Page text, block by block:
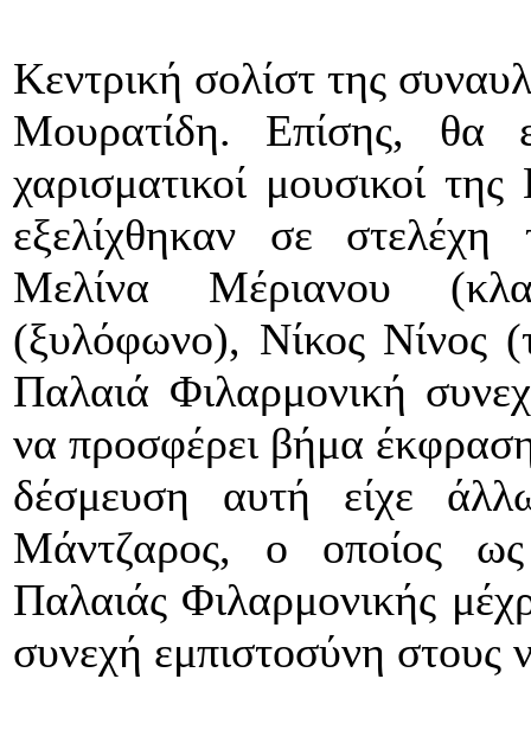
Κεντρική σολίστ της
Μουρατίδη. Επίσης, θα
χαρισματικοί μουσικοί
εξελίχθηκαν σε στελέχη
Μελίνα Μέριανου
(ξυλόφωνο), Νίκος Νίνος
Παλαιά Φιλαρμονική
να προσφέρει βήμα
δέσμευση αυτή είχε
Μάντζαρος, ο οποίος ως
Παλαιάς Φιλαρμονικής
συνεχή εμπιστοσύνη στους